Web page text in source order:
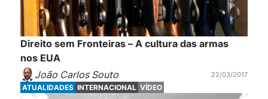
Direito sem Fronteiras – A cultura das armas
nos EUA
João Carlos Souto
22/03/2017
ATUALIDADES INTERNACIONAL VÍDEO